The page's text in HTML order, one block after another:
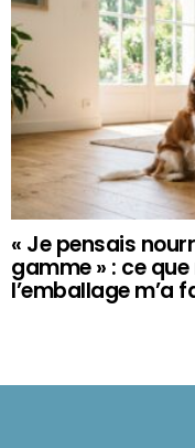
« Je pensais
gamme » : ce
l’emballage m’a